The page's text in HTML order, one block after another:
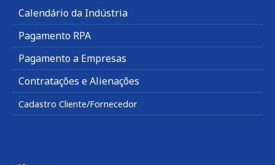
Calendário da Indústria
Pagamento RPA
Pagamento a Empresas
Contratações e Alienações
Cadastro Cliente/Fornecedor